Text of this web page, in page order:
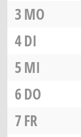
3MO
4DI
5MI
6DO
7FR